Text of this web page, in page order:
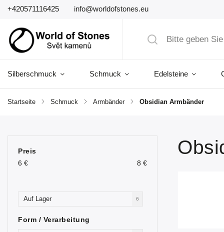
+420571116425 info@worldofstones.eu
Silberschmuck Schmuck Edelsteine
Startseite / Schmuck / Armbänder / Obsidian Armbänder
Preis
6 € 8 €
Auf Lager 6
Form / Verarbeitung